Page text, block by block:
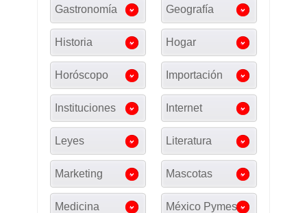
Gastronomía Geografía
Historia Hogar
Horóscopo Importación
Instituciones Internet
Leyes Literatura
Marketing Mascotas
Medicina México Pymes